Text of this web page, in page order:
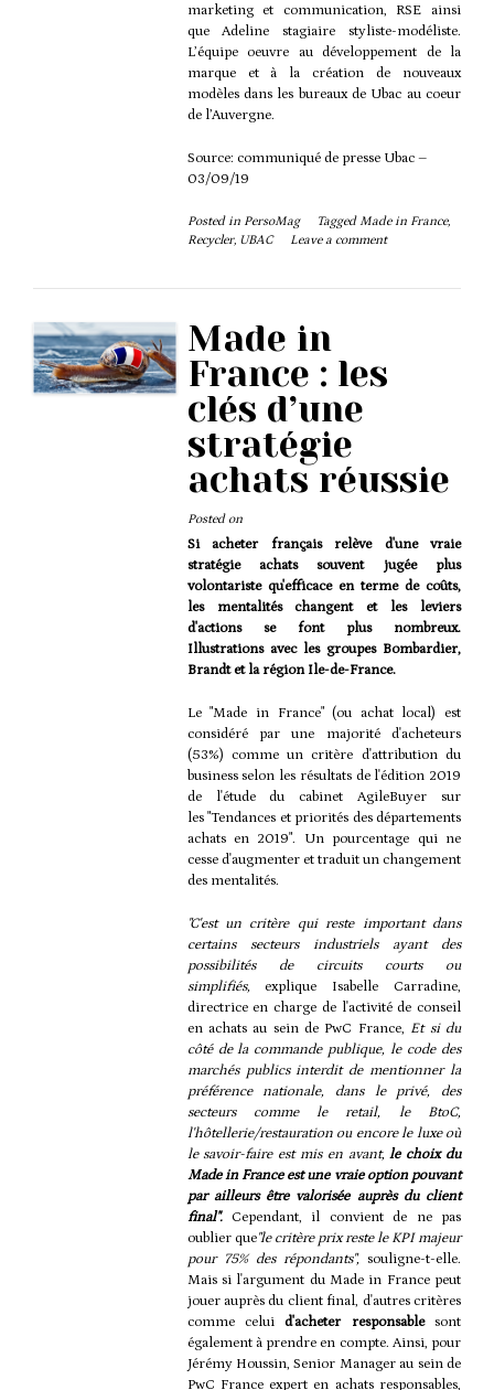
marketing et communication, RSE ainsi
que Adeline stagiaire styliste-modéliste.
L’équipe oeuvre au développement de la
marque et à la création de nouveaux
modèles dans les bureaux de Ubac au coeur
de l’Auvergne.
Source: communiqué de presse Ubac –
03/09/19
Posted in PersoMag TaggedMade in France,
Recycler, UBAC Leave a comment
Made in
France : les
clés d’une
stratégie
achats réussie
Posted on
Si acheter français relève d'une vraie
stratégie achats souvent jugée plus
volontariste qu'efficace en terme de coûts,
les mentalités changent et les leviers
d'actions se font plus nombreux.
Illustrations avec les groupes Bombardier,
Brandt et la région Ile-de-France.
Le "Made in France" (ou achat local) est
considéré par une majorité d'acheteurs
(53%) comme un critère d'attribution du
business selon les résultats de l'édition 2019
de l'étude du cabinet AgileBuyer sur
les"Tendances et priorités des départements
achats en 2019". Un pourcentage qui ne
cesse d'augmenter et traduit un changement
des mentalités.
"C'est un critère qui reste important dans
certains secteurs industriels ayant des
possibilités de circuits courts ou
simplifiés,explique Isabelle Carradine,
directrice en charge de l'activité de conseil
en achats au sein de PwC France, Et si du
côté de la commande publique, le code des
marchés publics interdit de mentionner la
préférence nationale, dans le privé, des
secteurs comme le retail, le BtoC,
l'hôtellerie/restauration ou encore le luxe où
le savoir-faire est mis en avant,le choix du
Made in France est une vraie option pouvant
par ailleurs être valorisée auprès du client
final". Cependant, il convient de ne pas
oublier que"le critère prix reste le KPI majeur
pour 75% des répondants", souligne-t-elle.
Mais si l'argument du Made in France peut
jouer auprès du client final, d'autres critères
comme celuid'acheter responsablesont
également à prendre en compte. Ainsi, pour
Jérémy Houssin, Senior Manager au sein de
PwC France expert en achats responsables,